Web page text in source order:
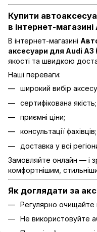
Купити
в інтернет-
В інтернет-магазині
аксесуари для Audi A3
якості та швидкою
Наші переваги:
широкий вибір
сертифікована якість;
приємні ціни;
консультації фахівців;
доставка у всі
Замовляйте онлайн — і
комфортнішим,
Як доглядати за
Регулярно очищайте
Не використовуйте